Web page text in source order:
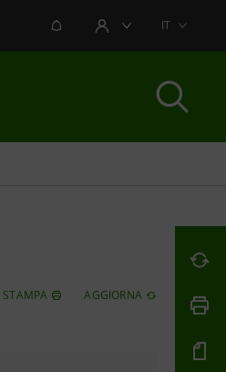
NOTIFICHEAREA UTENTEIT
STAMPA AGGIORNA